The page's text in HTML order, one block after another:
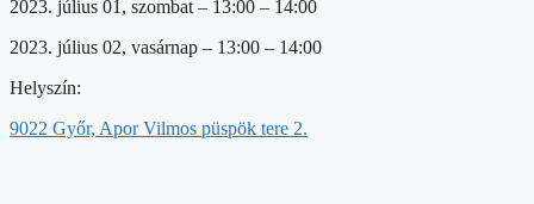
2023. július 01, szombat – 13:00 – 14:00
2023. július 02, vasárnap – 13:00 – 14:00
Helyszín:
9022 Győr, Apor Vilmos püspök tere 2.